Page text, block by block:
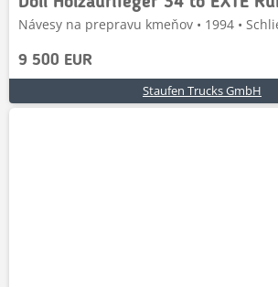
Návesy na prepravu kmeňov • 1994 •
9 500 EUR
Staufen Trucks GmbH